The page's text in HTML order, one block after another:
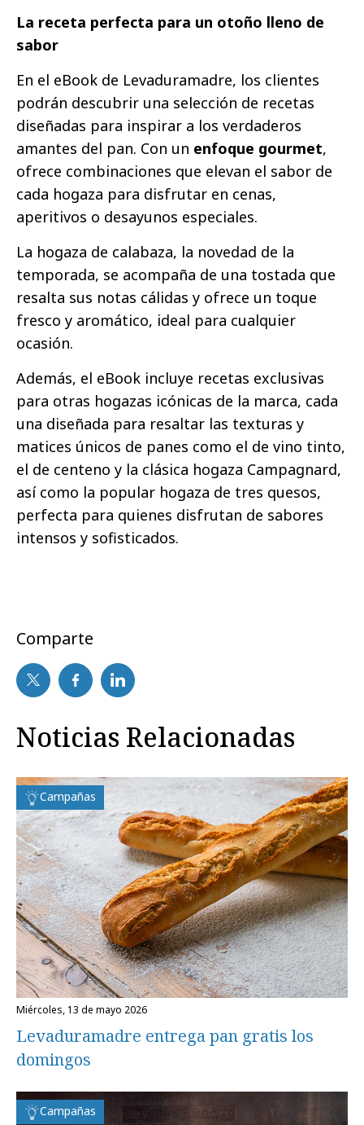
La receta perfecta para un otoño lleno de
sabor
En el eBook de Levaduramadre, los clientes
podrán descubrir una selección de recetas
diseñadas para inspirar a los verdaderos
amantes del pan. Con un enfoque gourmet,
ofrece combinaciones que elevan el sabor de
cada hogaza para disfrutar en cenas,
aperitivos o desayunos especiales.
La hogaza de calabaza, la novedad de la
temporada, se acompaña de una tostada que
resalta sus notas cálidas y ofrece un toque
fresco y aromático, ideal para cualquier
ocasión.
Además, el eBook incluye recetas exclusivas
para otras hogazas icónicas de la marca, cada
una diseñada para resaltar las texturas y
matices únicos de panes como el de vino tinto,
el de centeno y la clásica hogaza Campagnard,
así como la popular hogaza de tres quesos,
perfecta para quienes disfrutan de sabores
intensos y sofisticados.
Comparte
Noticias Relacionadas
Campañas
miércoles, 13 de mayo 2026
Levaduramadre entrega pan gratis los
domingos
Campañas